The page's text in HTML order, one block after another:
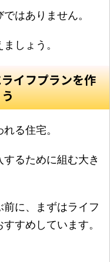
はありません。
しょう。
イフプランを作
る住宅。
るために組む大き
に、まずはライフ
すめしています。